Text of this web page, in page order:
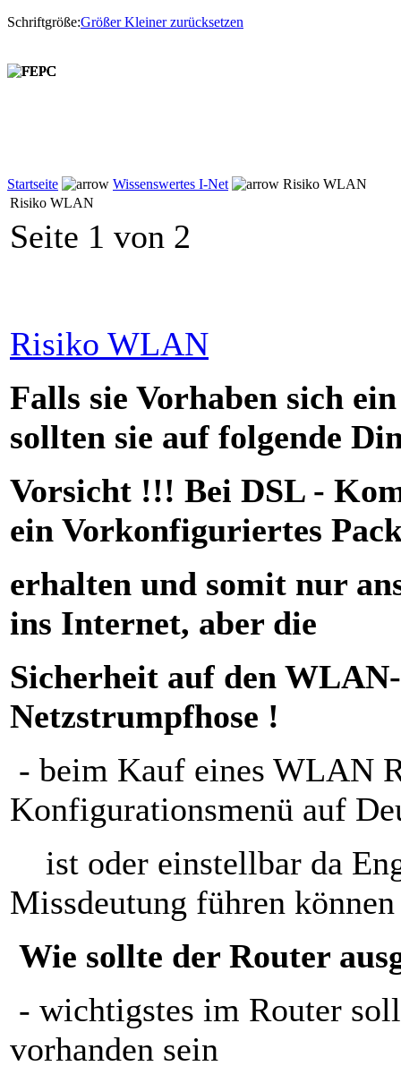
Schriftgröße:GrößerKleinerzurücksetzen
Startseite Wissenswertes I-Net
Risiko WLAN
Risiko WLAN
Seite 1 von 2
Risiko WLAN
Falls sie Vorhaben sich
sollten sie auf folgende
Vorsicht !!! Bei DSL -
ein Vorkonfiguriertes
erhalten und somit nur
ins Internet, aber die
Sicherheit auf den
Netzstrumpfhose !
- beim Kauf eines WLAN
Konfigurationsmenü auf
ist oder einstellbar da
Missdeutung führen können
Wie sollte der Router
- wichtigstes im Router
vorhanden sein